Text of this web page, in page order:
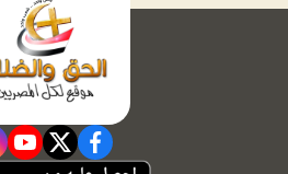
facebook
twitter